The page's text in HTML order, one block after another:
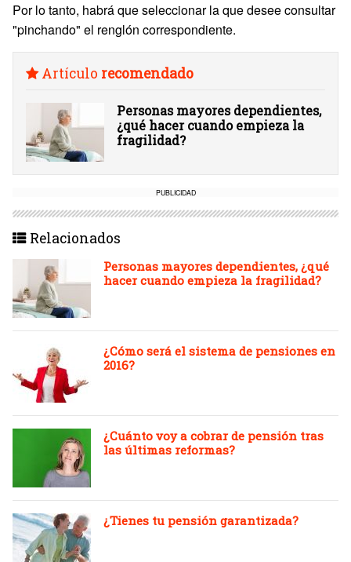
Por lo tanto, habrá que seleccionar la que desee consultar
"pinchando" el renglón correspondiente.
Artículo recomendado
Personas mayores dependientes,
¿qué hacer cuando empieza la
fragilidad?
PUBLICIDAD
Relacionados
Personas mayores dependientes, ¿qué
hacer cuando empieza la fragilidad?
¿Cómo será el sistema de pensiones en
2016?
¿Cuánto voy a cobrar de pensión tras
las últimas reformas?
¿Tienes tu pensión garantizada?